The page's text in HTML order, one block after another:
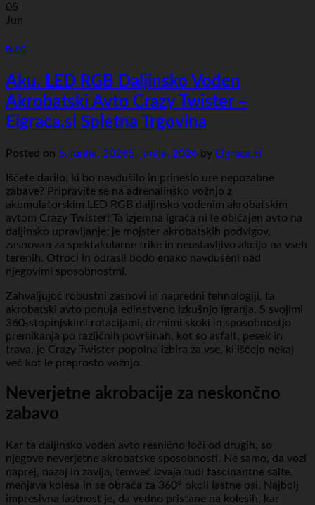
05
Jun
BLOG
Aku. LED RGB Daljinsko Voden
Akrobatski Avto Crazy Twister –
Eigraca.si Spletna Trgovina
Posted on 5. junija, 20265. junija, 2026 by Eigraca.si
Iščete darilo, ki bo navdušilo in prineslo ure nepozabne
zabave? Pripravite se na adrenalinsko vožnjo z
akumulatorskim LED RGB daljinsko vodenim akrobatskim
avtom Crazy Twister! Ta izjemna igrača ni le običajen avto na
daljinsko upravljanje; je mojster akrobatskih podvigov,
zasnovan za spektakularne trike in neustavljivo akcijo na vseh
terenih. Otroci in odrasli bodo enako navdušeni nad
njegovimi sposobnostmi.
Zahvaljujoč robustni zasnovi in napredni tehnologiji, ta
akrobatski avto ponuja edinstveno izkušnjo igranja. S svojimi
360-stopinjskimi rotacijami, drznimi skoki in sposobnostjo
premikanja po različnih površinah, kot so asfalt, pesek in
trava, je Crazy Twister popolna izbira za vse, ki iščejo nekaj
več kot le preprosto vožnjo.
Neverjetne akrobacije za neskončno
zabavo
Kar ta daljinsko voden avto resnično loči od drugih, so
njegove neverjetne akrobatske sposobnosti. Ne samo, da vozi
naprej, nazaj in zavija, temveč izvaja tudi fascinantne salte,
menjava kolesa in se obrača za 360° okoli lastne osi. Najbolj
impresivna lastnost je, da vedno pristane na kolesih, kar